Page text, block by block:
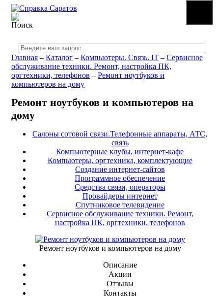
Главная – Каталог – Компьютеры. Связь. IT – Сервисное
обслуживание техники. Ремонт, настройка ПК,
оргтехники, телефонов – Ремонт ноутбуков и
компьютеров на дому
Ремонт ноутбуков и компьютеров на
дому
Салоны сотовой связи.Телефонные аппараты, АТС,
связь
Компьютерные клубы, интернет-кафе
Компьютеры, оргтехника, комплектующие
Создание интернет-сайтов
Программное обеспечение
Средства связи, операторы
Провайдеры интернет
Спутниковое телевидение
Сервисное обслуживание техники. Ремонт,
настройка ПК, оргтехники, телефонов
Ремонт ноутбуков и компьютеров на дому
Описание
Акции
Отзывы
Контакты